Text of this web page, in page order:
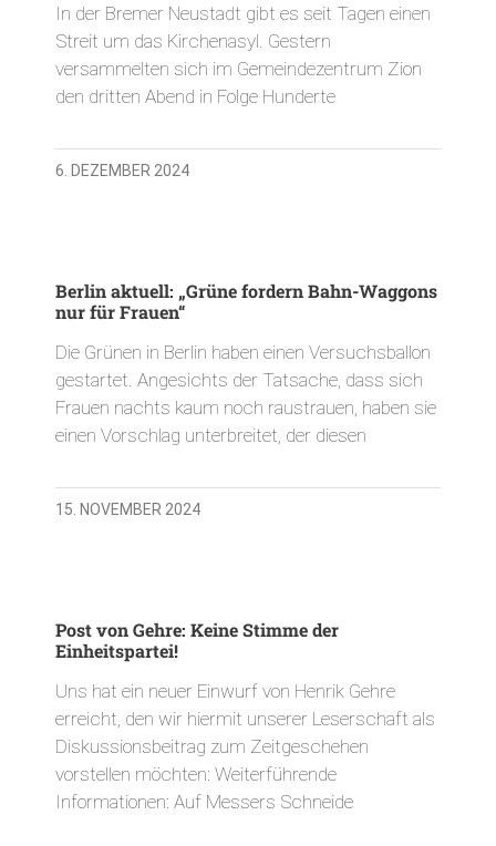
In der Bremer Neustadt gibt es seit Tagen einen
Streit um das Kirchenasyl. Gestern
versammelten sich im Gemeindezentrum Zion
den dritten Abend in Folge Hunderte
6. DEZEMBER 2024
Berlin aktuell: „Grüne fordern Bahn-Waggons
nur für Frauen“
Die Grünen in Berlin haben einen Versuchsballon
gestartet. Angesichts der Tatsache, dass sich
Frauen nachts kaum noch raustrauen, haben sie
einen Vorschlag unterbreitet, der diesen
15. NOVEMBER 2024
Post von Gehre: Keine Stimme der
Einheitspartei!
Uns hat ein neuer Einwurf von Henrik Gehre
erreicht, den wir hiermit unserer Leserschaft als
Diskussionsbeitrag zum Zeitgeschehen
vorstellen möchten: Weiterführende
Informationen: Auf Messers Schneide